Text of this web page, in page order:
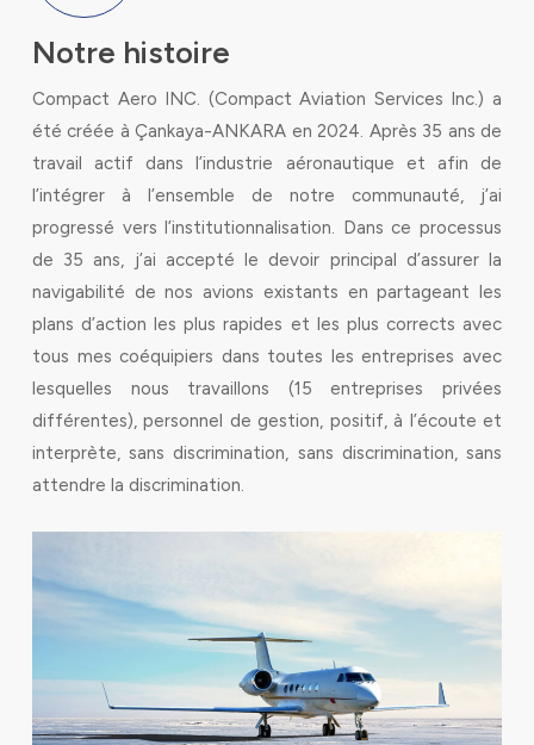
Notre histoire
Compact Aero INC. (Compact Aviation Services Inc.) a
été créée à Çankaya-ANKARA en 2024. Après 35 ans de
travail actif dans l’industrie aéronautique et afin de
l’intégrer à l’ensemble de notre communauté, j’ai
progressé vers l’institutionnalisation. Dans ce processus
de 35 ans, j’ai accepté le devoir principal d’assurer la
navigabilité de nos avions existants en partageant les
plans d’action les plus rapides et les plus corrects avec
tous mes coéquipiers dans toutes les entreprises avec
lesquelles nous travaillons (15 entreprises privées
différentes), personnel de gestion, positif, à l’écoute et
interprète, sans discrimination, sans discrimination, sans
attendre la discrimination.